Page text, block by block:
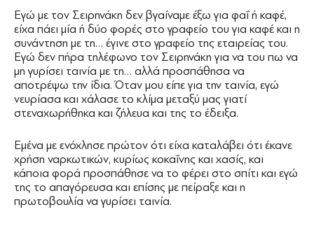
Εγώ με τον Σειρηνάκη δεν βγαίναμε έξω για φαΐ ή καφέ,
είχα πάει μία ή δύο φορές στο γραφείο του για καφέ και η
συνάντηση με τη… έγινε στο γραφείο της εταιρείας του.
Εγώ δεν πήρα τηλέφωνο τον Σειρηνάκη για να του πω να
μη γυρίσει ταινία με τη… αλλά προσπάθησα να
αποτρέψω την ίδια. Όταν μου είπε για την ταινία, εγώ
νευρίασα και χάλασε το κλίμα μεταξύ μας γιατί
στεναχωρήθηκα και ζήλευα και της το έδειξα.
Εμένα με ενόχλησε πρώτον ότι είχα καταλάβει ότι έκανε
χρήση ναρκωτικών, κυρίως κοκαΐνης και χασίς, και
κάποια φορά προσπάθησε να το φέρει στο σπίτι και εγώ
της το απαγόρευσα και επίσης με πείραξε και η
πρωτοβουλία να γυρίσει ταινία.